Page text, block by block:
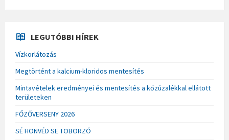
LEGUTÓBBI HÍREK
Vízkorlátozás
Megtörtént a kalcium-kloridos mentesítés
Mintavételek eredményei és mentesítés a kőzúzalékkal ellátott
területeken
FŐZŐVERSENY 2026
SÉ HONVÉD SE TOBORZÓ